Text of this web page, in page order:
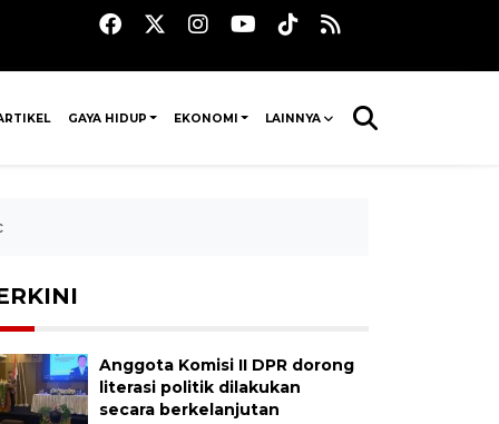
GAYA HIDUP EKONOMI LAINNYA
Anggota Komisi II DPR dorong
literasi politik dilakukan
secara berkelanjutan